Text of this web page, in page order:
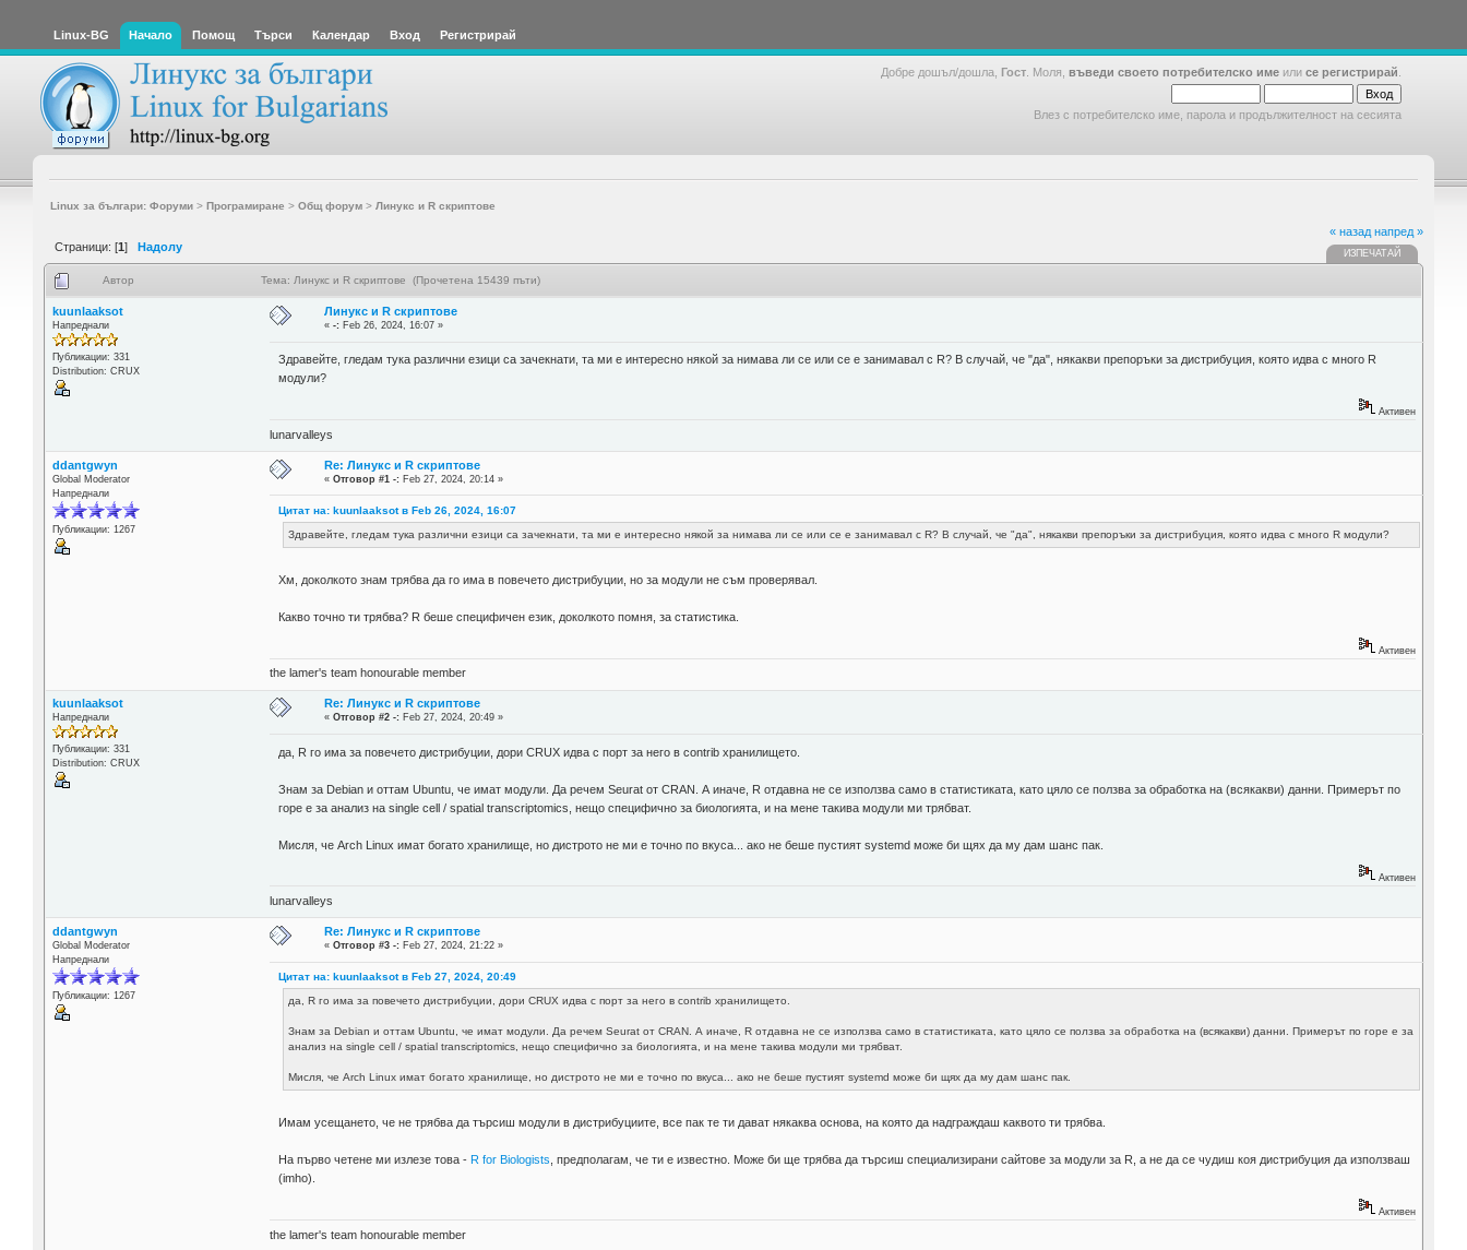
Linux-BG Начало Помощ Търси Календар Вход Регистрирай
Добре дошъл/дошла, Гост . Моля, въведи своето потребителско име или се регистрирай
Влез с потребителско име, парола и продължителност на сесията
Linux за българи: Форуми> Програмиране > Общ форум> Линукс и R скриптове
Страници: [1] Надолу
« назад напред »
ИЗПЕЧАТАЙ
Автор Тема: Линукс и R скриптове (Прочетена 15439 пъти)
kuunlaaksot
Напреднали
Публикации: 331
Distribution: CRUX
Линукс и R скриптове
«-: Feb 26, 2024, 16:07 »
Здравейте, гледам тука различни езици са зачекнати, та ми е интересно някой за нимава ли се или се е занимавал с R? В случай, че "да", някакви препоръки за дистрибуция, която идва с много R
модули?
Активен
lunarvalleys
ddantgwyn
Global Moderator
Напреднали
Публикации: 1267
Re: Линукс и R скриптове
«Отговор #1 -: Feb 27, 2024, 20:14 »
Цитат на: kuunlaaksot в Feb 26, 2024, 16:07
Здравейте, гледам тука различни езици са зачекнати, та ми е интересно някой за нимава ли се или се е занимавал с R? В случай, че "да", някакви препоръки за дистрибуция, която идва с много R модули?
Хм, доколкото знам трябва да го има в повечето дистрибуции, но за модули не съм проверявал.
Какво точно ти трябва? R беше специфичен език, доколкото помня, за статистика.
Активен
the lamer's team honourable member
kuunlaaksot
Напреднали
Публикации: 331
Distribution: CRUX
Re: Линукс и R скриптове
«Отговор #2 -: Feb 27, 2024, 20:49 »
да, R го има за повечето дистрибуции, дори CRUX идва с порт за него в contrib хранилището.
Знам за Debian и оттам Ubuntu, че имат модули. Да речем Seurat от CRAN. А иначе, R отдавна не се използва само в статистиката, като цяло се ползва за обработка на (всякакви) данни. Примерът по
горе е за анализ на single cell / spatial transcriptomics, нещо специфично за биологията, и на мене такива модули ми трябват.
Мисля, че Arch Linux имат богато хранилище, но дистрото не ми е точно по вкуса... ако не беше пустият systemd може би щях да му дам шанс пак.
Активен
lunarvalleys
ddantgwyn
Global Moderator
Напреднали
Публикации: 1267
Re: Линукс и R скриптове
«Отговор #3 -: Feb 27, 2024, 21:22 »
Цитат на: kuunlaaksot в Feb 27, 2024, 20:49
да, R го има за повечето дистрибуции, дори CRUX идва с порт за него в contrib хранилището.
Знам за Debian и оттам Ubuntu, че имат модули. Да речем Seurat от CRAN. А иначе, R отдавна не се използва само в статистиката, като цяло се ползва за обработка на (всякакви) данни. Примерът по горе е за
анализ на single cell / spatial transcriptomics, нещо специфично за биологията, и на мене такива модули ми трябват.
Мисля, че Arch Linux имат богато хранилище, но дистрото не ми е точно по вкуса... ако не беше пустият systemd може би щях да му дам шанс пак.
Имам усещането, че не трябва да търсиш модули в дистрибуциите, все пак те ти дават някаква основа, на която да надграждаш каквото ти трябва.
На първо четене ми излезе това - R for Biologists , предполагам, че ти е известно. Може би ще трябва да търсиш специализирани сайтове за модули за R, а не да се чудиш коя дистрибуция да използваш
(imho).
Активен
the lamer's team honourable member